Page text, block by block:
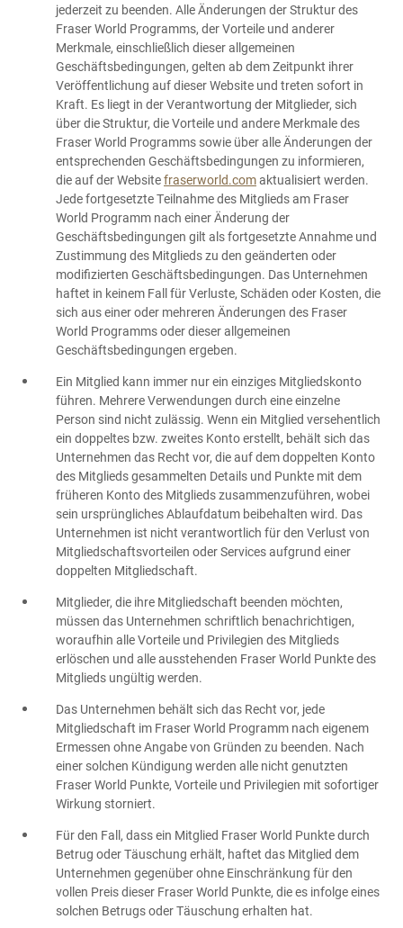
jederzeit zu beenden. Alle Änderungen der Struktur des
Fraser World Programms, der Vorteile und anderer
Merkmale, einschließlich dieser allgemeinen
Geschäftsbedingungen, gelten ab dem Zeitpunkt ihrer
Veröffentlichung auf dieser Website und treten sofort in
Kraft. Es liegt in der Verantwortung der Mitglieder, sich
über die Struktur, die Vorteile und andere Merkmale des
Fraser World Programms sowie über alle Änderungen der
entsprechenden Geschäftsbedingungen zu informieren,
die auf der Websitefraserworld.comaktualisiert werden.
Jede fortgesetzte Teilnahme des Mitglieds am Fraser
World Programm nach einer Änderung der
Geschäftsbedingungen gilt als fortgesetzte Annahme und
Zustimmung des Mitglieds zu den geänderten oder
modifizierten Geschäftsbedingungen. Das Unternehmen
haftet in keinem Fall für Verluste, Schäden oder Kosten, die
sich aus einer oder mehreren Änderungen des Fraser
World Programms oder dieser allgemeinen
Geschäftsbedingungen ergeben.
Ein Mitglied kann immer nur ein einziges Mitgliedskonto
führen. Mehrere Verwendungen durch eine einzelne
Person sind nicht zulässig. Wenn ein Mitglied versehentlich
ein doppeltes bzw. zweites Konto erstellt, behält sich das
Unternehmen das Recht vor, die auf dem doppelten Konto
des Mitglieds gesammelten Details und Punkte mit dem
früheren Konto des Mitglieds zusammenzuführen, wobei
sein ursprüngliches Ablaufdatum beibehalten wird. Das
Unternehmen ist nicht verantwortlich für den Verlust von
Mitgliedschaftsvorteilen oder Services aufgrund einer
doppelten Mitgliedschaft.
Mitglieder, die ihre Mitgliedschaft beenden möchten,
müssen das Unternehmen schriftlich benachrichtigen,
woraufhin alle Vorteile und Privilegien des Mitglieds
erlöschen und alle ausstehenden Fraser World Punkte des
Mitglieds ungültig werden.
Das Unternehmen behält sich das Recht vor, jede
Mitgliedschaft im Fraser World Programm nach eigenem
Ermessen ohne Angabe von Gründen zu beenden. Nach
einer solchen Kündigung werden alle nicht genutzten
Fraser World Punkte, Vorteile und Privilegien mit sofortiger
Wirkung storniert.
Für den Fall, dass ein Mitglied Fraser World Punkte durch
Betrug oder Täuschung erhält, haftet das Mitglied dem
Unternehmen gegenüber ohne Einschränkung für den
vollen Preis dieser Fraser World Punkte, die es infolge eines
solchen Betrugs oder Täuschung erhalten hat.